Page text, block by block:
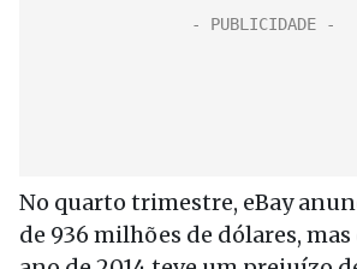
No quarto trimestre, eBay
de 936 milhões de dólares,